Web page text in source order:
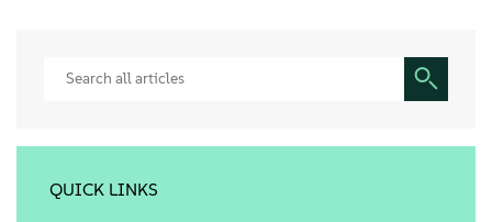
お問い合わせ
QUICK LINKS